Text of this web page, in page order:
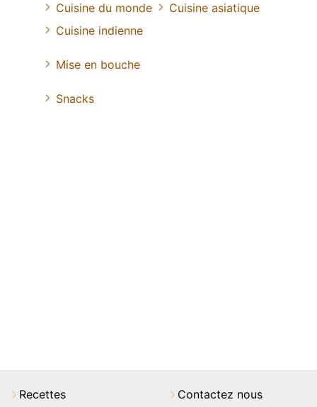
Cuisine du monde
Cuisine asiatique
Cuisine indienne
Mise en bouche
Snacks
Recettes Contactez nous